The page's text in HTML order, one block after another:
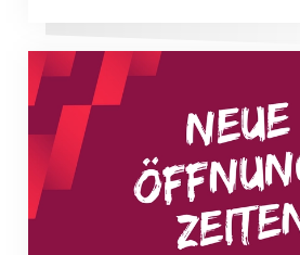
Neue Empfangszeiten ab 1.